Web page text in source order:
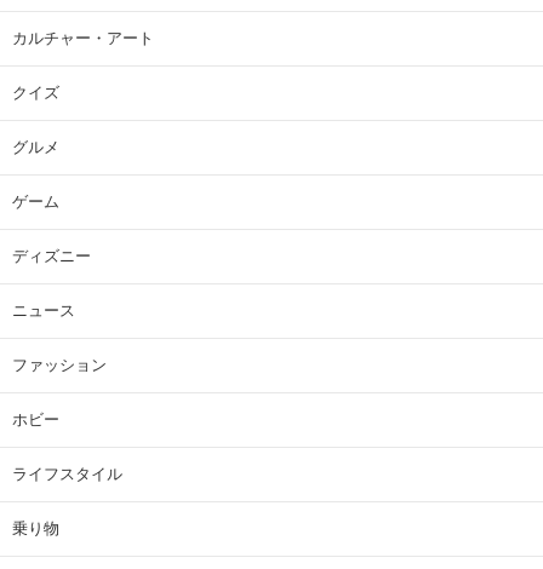
カルチャー・アート
クイズ
グルメ
ゲーム
ディズニー
ニュース
ファッション
ホビー
ライフスタイル
乗り物